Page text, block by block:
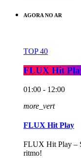
AGORA NO AR
TOP 40
FLUX Hit
01:00 - 12:00
more_vert
FLUX Hit Play
FLUX Hit Play –
ritmo!